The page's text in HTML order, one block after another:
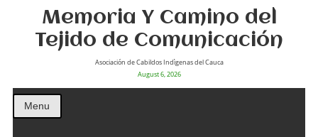
Memoria Y Camino del
Tejido de Comunicación
Asociación de Cabildos Indìgenas del Cauca
August 6, 2026
Menu